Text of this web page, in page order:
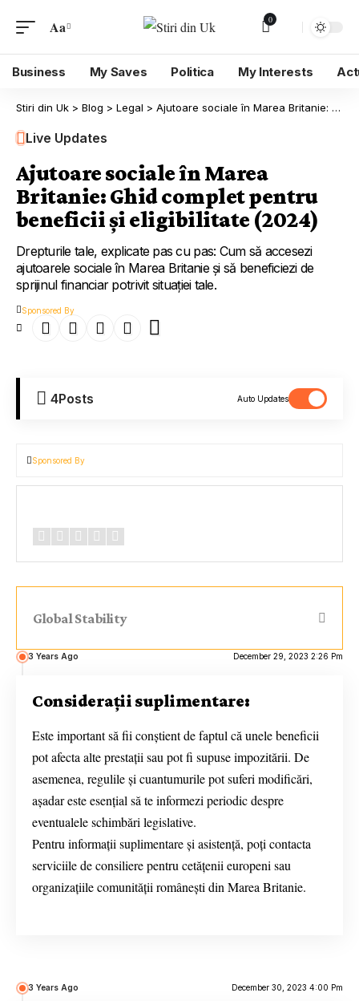
Aa 0
Business My Saves Politica My Interests
Stiri din Uk > Blog > Legal > Ajutoare sociale în Marea Britanie: Ghid complet pentru beneficii și eligibilitate (2024)
Live Updates
Ajutoare sociale în Marea
Britanie: Ghid complet pentru
beneficii și eligibilitate (2024)
Drepturile tale, explicate pas cu pas: Cum să accesezi
ajutoarele sociale în Marea Britanie și să beneficiezi de
sprijinul financiar potrivit situației tale.
Sponsored By
4Posts Auto Updates
Sponsored By
Global Stability
3 Years Ago December 29, 2023 2:26 Pm
Considerații suplimentare:
Este important să fii conștient de faptul că unele beneficii
pot afecta alte prestații sau pot fi supuse impozitării. De
asemenea, regulile și cuantumurile pot suferi modificări,
așadar este esențial să te informezi periodic despre
eventualele schimbări legislative.
Pentru informații suplimentare și asistență, poți contacta
serviciile de consiliere pentru cetățenii europeni sau
organizațiile comunității românești din Marea Britanie.
3 Years Ago December 30, 2023 4:00 Pm